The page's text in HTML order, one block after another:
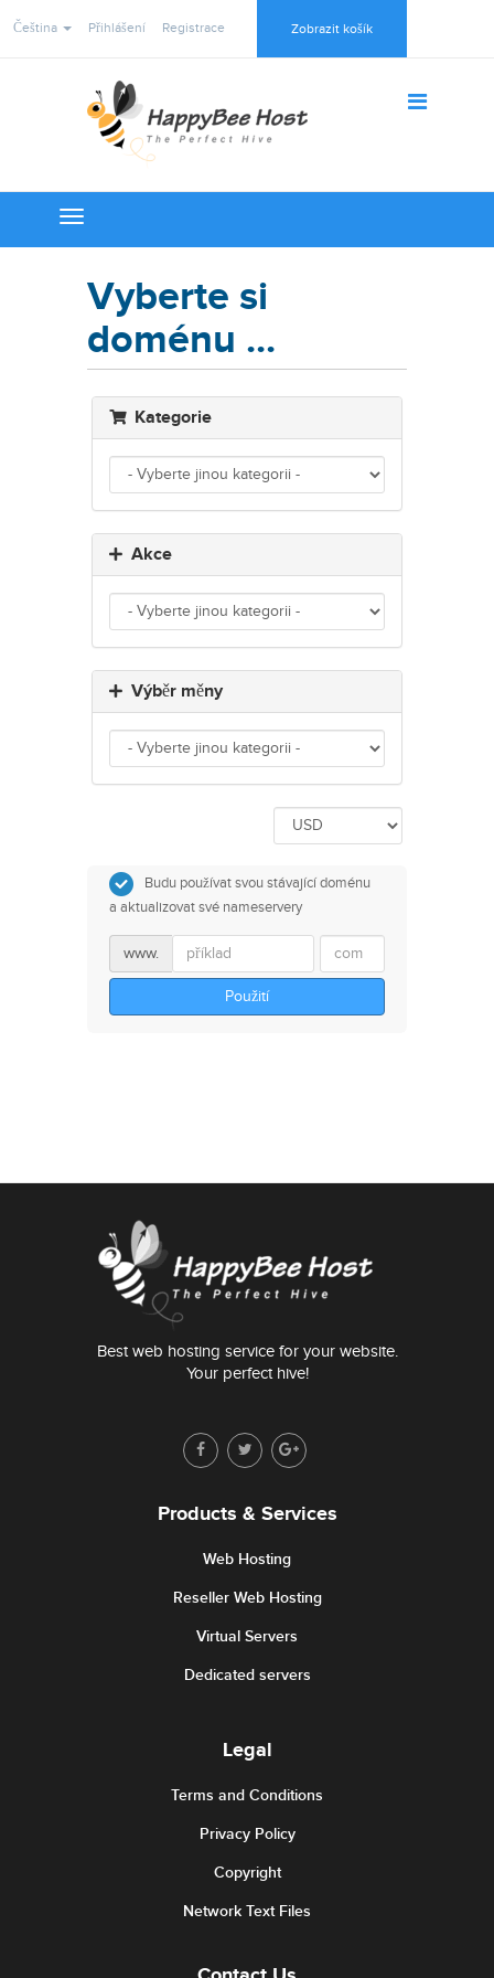
Čeština Přihlášení Registrace Zobrazit košík
Toggle
navigation
Vyberte si
doménu ...
Kategorie
Akce
Výběr měny
Budu používat svou stávající doménu
a aktualizovat své nameservery
www.
Použití
Best web hosting service for your website.
Your perfect hive!
Products & Services
Web Hosting
Reseller Web Hosting
Virtual Servers
Dedicated servers
Legal
Terms and Conditions
Privacy Policy
Copyright
Network Text Files